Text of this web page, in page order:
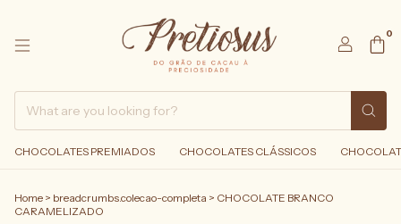
0
CHOCOLATES PREMIADOS CHOCOLATES CLÁSSICOS
Home > breadcrumbs.colecao-completa > CHOCOLATE BRANCO
CARAMELIZADO